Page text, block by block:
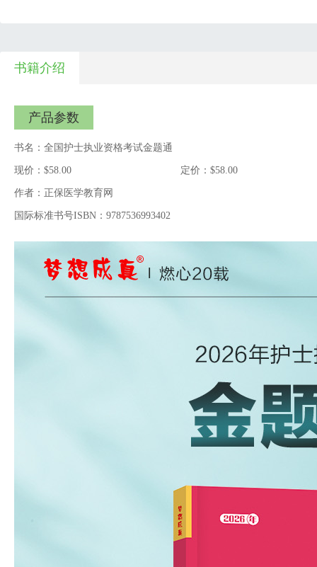
书籍介绍
产品参数
书名：全国护士执业资格考试金题通
现价：$58.00 定价：$58.00
作者：正保医学教育网
国际标准书号ISBN：9787536993402